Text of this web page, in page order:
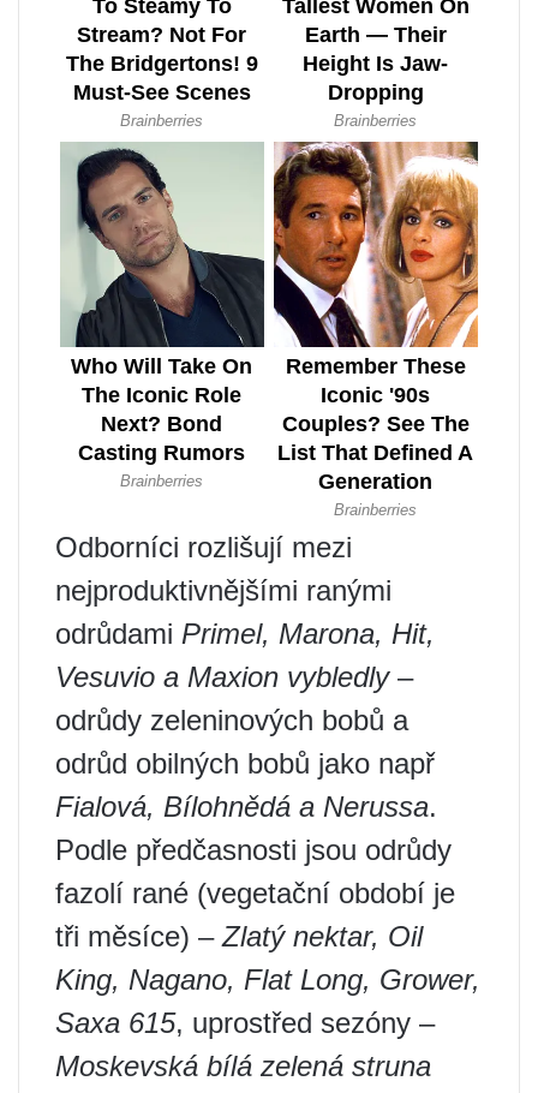
Odborníci rozlišují mezi
nejproduktivnějšími ranými
odrůdami Primel, Marona, Hit,
Vesuvio a Maxion vybledly–
odrůdy zeleninových bobů a
odrůd obilných bobů jako např
Fialová, Bílohnědá a Nerussa.
Podle předčasnosti jsou odrůdy
fazolí rané (vegetační období je
tři měsíce) –Zlatý nektar, Oil
King, Nagano, Flat Long, Grower,
Saxa 615, uprostřed sezóny –
Moskevská bílá zelená struna